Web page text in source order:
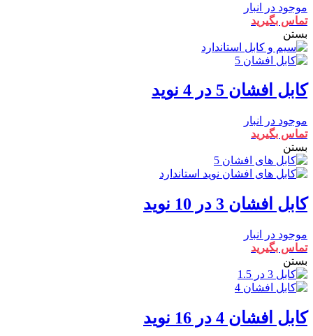
موجود در انبار
تماس بگیرید
بستن
کابل افشان 5 در 4 نوید
موجود در انبار
تماس بگیرید
بستن
کابل افشان 3 در 10 نوید
موجود در انبار
تماس بگیرید
بستن
کابل افشان 4 در 16 نوید